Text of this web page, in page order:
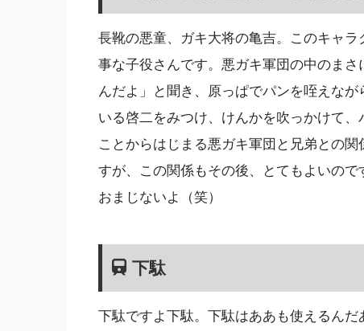
長靴の悪童、ガキ大将の亀吉。このキャ
事な子役さんです。悪ガキ軍団の中のま
んだよ」と聞き、原っぱでパンを咥えな
いる啓二をみつけ、けんかを吹っかけて
ことからはじまる悪ガキ軍団と兄弟との
すが、この関係もその後、とてもよいの
おまじないよ（笑）
下駄
下駄ですよ下駄。下駄はああも使えるん